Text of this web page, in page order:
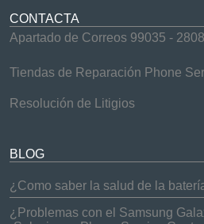
CONTACTA
Apartado de Correos 99035 -
Tiendas de Reparación Phone
Resolución de Litigios
BLOG
¿Como saber la salud de la
¿Problemas con el Samsung